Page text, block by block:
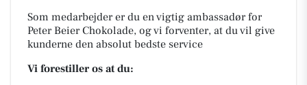
Som medarbejder er du en vigtig ambassadør for
Peter Beier Chokolade, og vi forventer, at du vil give
kunderne den absolut bedste service
Vi forestiller os at du: